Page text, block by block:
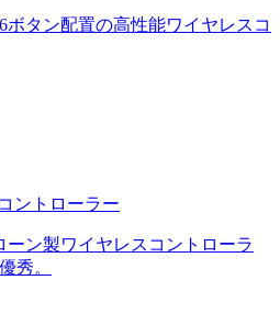
ボタン配置の高性能ワイヤレスコ
ントローラー
ーン製ワイヤレスコントローラ
秀。